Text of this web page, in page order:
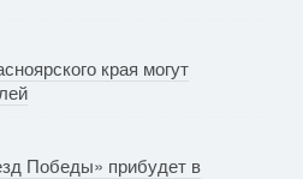
края могут
Победы» прибудет в